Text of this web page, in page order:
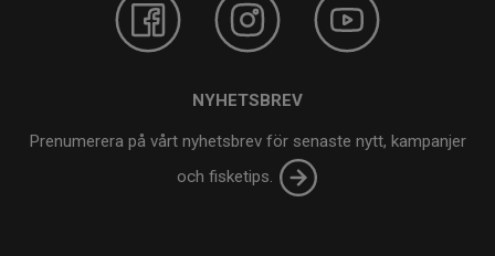
NYHETSBREV
Prenumerera på vårt nyhetsbrev för senaste nytt, kampanjer
och fisketips.